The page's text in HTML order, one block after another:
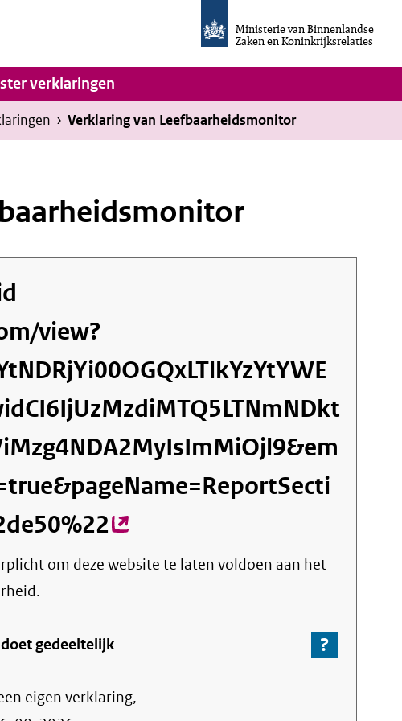
Ministerie van Binnenlandse
Zaken en Koninkrijksrelaties
van
Invulassistent
Toegankelijkheidsverklaring
verklaringen
› Verklaring van Leefbaarheidsmonitor
view?
(externe
link)
om deze website te laten voldoen aan het
gedeeltelijk ?
Ga
eigen verklaring,